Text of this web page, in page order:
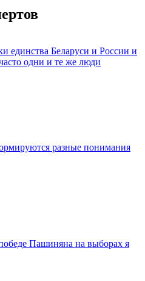
единства Беларуси и России и
одни и те же люди
разные понимания
Пашиняна на выборах я